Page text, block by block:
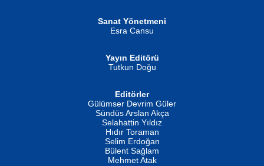
İSMAİL OKUTAN
Erkeklerin Kahrolması Ne Demektir
Evvel Zaman Tanrıçası...
Sanat Yönetmeni
Esra Cansu
Yayın Editörü
Tutkun Doğu
Editörler
Gülümser Devrim Güler
Sündüs Arslan Akça
Selahattin Yıldız
Hıdır Toraman
Selim Erdoğan
Bülent Sağlam
Mehmet Atak